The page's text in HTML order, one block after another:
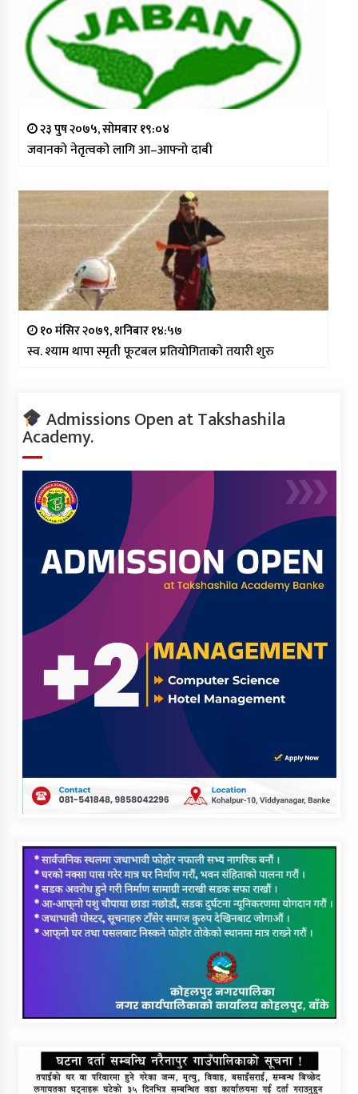
२३ पुष २०७५, सोमबार १९:०४
जवानको नेतृत्वको लागि आ–आफ्नो दाबी
१० मंसिर २०७९, शनिबार १४:५७
स्व. श्याम थापा स्मृती फूटबल प्रतियोगिताको तयारी शुरु
Admissions Open at Takshashila
Academy.